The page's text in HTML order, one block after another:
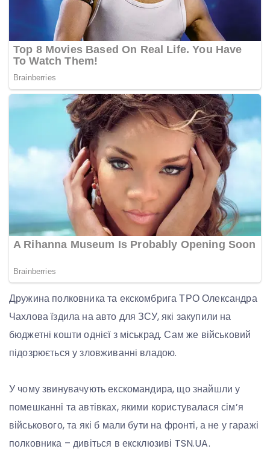
Дружина полковника та екскомбрига ТРО Олександра
Чахлова їздила на авто для ЗСУ, які закупили на
бюджетні кошти однієї з міськрад. Сам же військовий
підозрюється у зловживанні владою.
У чому звинувачують екскомандира, що знайшли у
помешканні та автівках, якими користувалася сім’я
військового, та які б мали бути на фронті, а не у гаражі
полковника – дивіться в ексклюзиві TSN.UA.